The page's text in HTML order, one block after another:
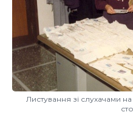
Листування зі слухачами